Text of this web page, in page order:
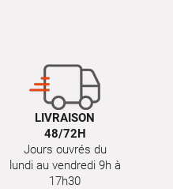
LIVRAISON
48/72H
Jours ouvrés du
lundi au vendredi 9h à
17h30